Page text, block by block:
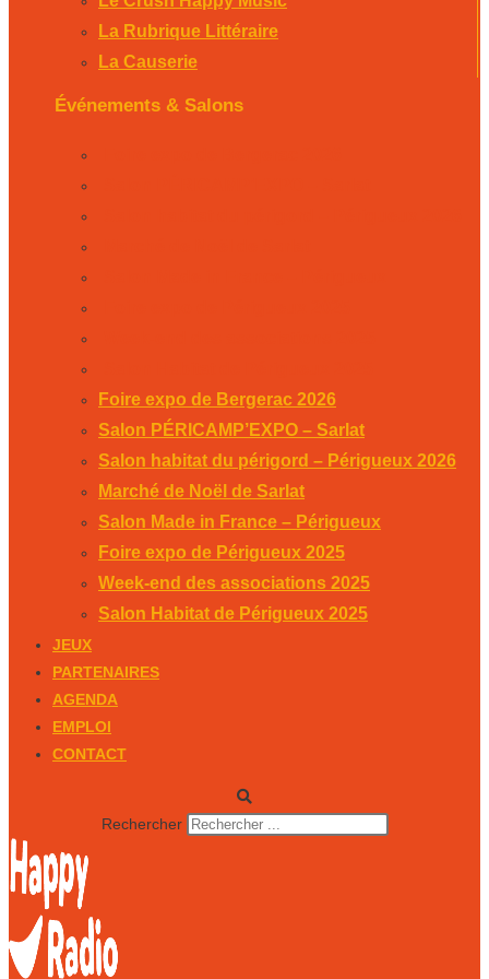
La Rubrique Littéraire
La Causerie
Événements & Salons
Foire expo de Bergerac 2026
Salon PÉRICAMP’EXPO – Sarlat
Salon habitat du périgord – Périgueux 2026
Marché de Noël de Sarlat
Salon Made in France – Périgueux
Foire expo de Périgueux 2025
Week-end des associations 2025
Salon Habitat de Périgueux 2025
JEUX
PARTENAIRES
AGENDA
EMPLOI
CONTACT
Rechercher